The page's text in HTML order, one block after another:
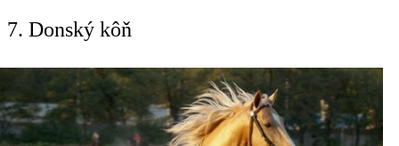
7. Donský kôň